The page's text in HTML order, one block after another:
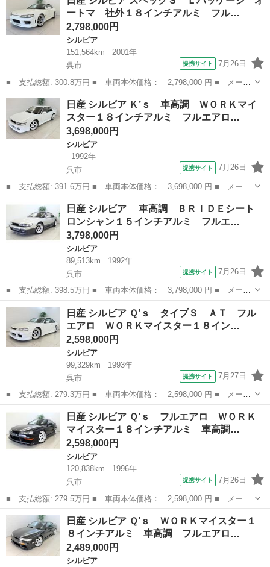
ブセレクション 車高調 社外１７インチアルミ フルエアロ 社外
ステア...
ートマ 社外１８インチアルミ フル…
2,798,000円
シルビア
151,564km
2001年
呉市
提携サイト 7月26日
■ 支払総額: 300.8万円 ■ 車両本体価格： 2,798,000 円 ■ メーカ
ー名： 日産 ■ 車種名： シルビア ■ グレード名： スペック
Ｓ Ｌパッケージ オートマ 社外１８インチアルミ フルエアロ
車高調 社...
広島 呉市 シルビア
日産 シルビア Ｋ’ｓ 車高調 ＷＯＲＫマイ
スター１８インチアルミ フルエアロ…
3,698,000円
シルビア
1992年
呉市
提携サイト 7月26日
■ 支払総額: 391.6万円 ■ 車両本体価格： 3,698,000 円 ■ メーカ
ー名： 日産 ■ 車種名： シルビア ■ グレード名： Ｋ’ｓ 車高
調 ＷＯＲＫマイスター１８インチアルミ フルエアロ ＢＬＩＴＺ
エアク...
シルビア
日産 シルビア 車高調 ＢＲＩＤＥシート
ロンシャン１５インチアルミ フルエ…
3,798,000円
シルビア
89,513km
1992年
呉市
提携サイト 7月26日
■ 支払総額: 398.5万円 ■ 車両本体価格： 3,798,000 円 ■ メーカ
ー名： 日産 ■ 車種名： シルビア ■ グレード名： 車高調
ＢＲＩＤＥシート ロンシャン１５インチアルミ フルエアロ 社外
マフラー...
広島 呉市 シルビア
日産 シルビア Ｑ’ｓ タイプＳ ＡＴ フル
エアロ ＷＯＲＫマイスター１８イン…
2,598,000円
シルビア
99,329km
1993年
呉市
提携サイト 7月27日
■ 支払総額: 279.3万円 ■ 車両本体価格： 2,598,000 円 ■ メーカ
ー名： 日産 ■ 車種名： シルビア ■ グレード名： Ｑ’ｓ タイ
プＳ ＡＴ フルエアロ ＷＯＲＫマイスター１８インチアルミ 車
高調 ...
シルビア
日産 シルビア Ｑ’ｓ フルエアロ ＷＯＲＫ
マイスター１８インチアルミ 車高調…
2,598,000円
シルビア
120,838km
1996年
呉市
提携サイト 7月26日
■ 支払総額: 279.5万円 ■ 車両本体価格： 2,598,000 円 ■ メーカ
ー名： 日産 ■ 車種名： シルビア ■ グレード名： Ｑ’ｓ フル
エアロ ＷＯＲＫマイスター１８インチアルミ 車高調 ■ 排気
量： 2...
広島 呉市 シルビア
日産 シルビア Ｑ’ｓ ＷＯＲＫマイスター１
８インチアルミ 車高調 フルエアロ…
2,489,000円
シルビア